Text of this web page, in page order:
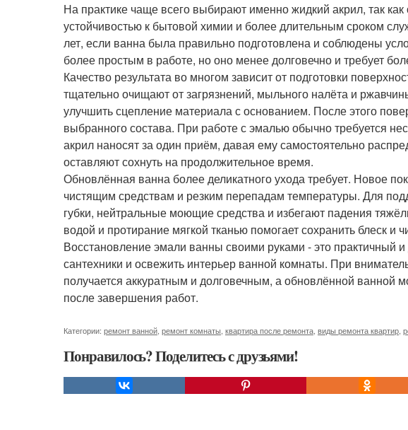
На практике чаще всего выбирают именно жидкий акрил, так как
устойчивостью к бытовой химии и более длительным сроком
лет, если ванна была правильно подготовлена и соблюдены
более простым в работе, но оно менее долговечно и требует
Качество результата во многом зависит от подготовки
тщательно очищают от загрязнений, мыльного налёта и
улучшить сцепление материала с основанием. После этого
выбранного состава. При работе с эмалью обычно требуется
акрил наносят за один приём, давая ему самостоятельно
оставляют сохнуть на продолжительное время.
Обновлённая ванна более деликатного ухода требует. Новое
чистящим средствам и резким перепадам температуры. Для
губки, нейтральные моющие средства и избегают падения
водой и протирание мягкой тканью помогает сохранить блеск и
Восстановление эмали ванны своими руками - это практичный
сантехники и освежить интерьер ванной комнаты. При
получается аккуратным и долговечным, а обновлённой ванной
после завершения работ.
Категории: ремонт ванной ремонт комнаты квартира после ремонта виды ремонта квартир
Понравилось? Поделитесь с друзьями!